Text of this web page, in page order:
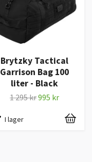
Brytzky Tactical
Garrison Bag 100
liter - Black
1 295 kr995 kr
I lager